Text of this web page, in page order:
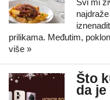
Svi mi
prilikama. Međutim,
više »
Što
da